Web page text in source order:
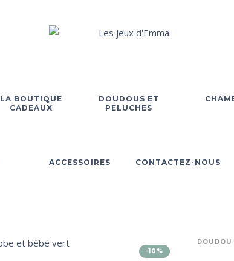
LA BOUTIQUE
CADEAUX
DOUDOUS ET
PELUCHES
ACCESSOIRES CONTACTEZ-NOUS
-10%
DOUDOU